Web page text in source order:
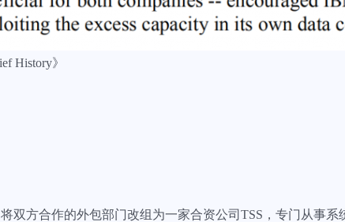
History》
双方合作的外包部门改组为一家合资公司TSS，专门从事